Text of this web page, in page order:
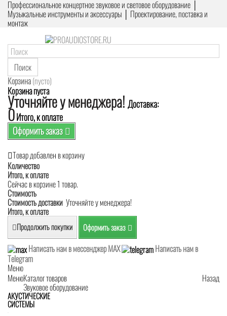
Профессиональное концертное звуковое и световое оборудование │
Музыкальные инструменты и аксессуары │ Проектирование, поставка и
монтаж
Поиск
Корзина(пусто)
Корзина пуста
Уточняйте у менеджера! Доставка:
0Итого, к оплате
Оформить заказ
Товар добавлен в корзину
Количество
Итого, к оплате
Сейчас в корзине 1 товар.
Стоимость
Стоимость доставки Уточняйте у менеджера!
Итого, к оплате
Продолжить покупки Оформить заказ
Написать нам в мессенджер MAX
Написать нам в
Telegram
Меню
Меню
Назад
Каталог товаров
Звуковое оборудование
АКУСТИЧЕСКИЕ
СИСТЕМЫ